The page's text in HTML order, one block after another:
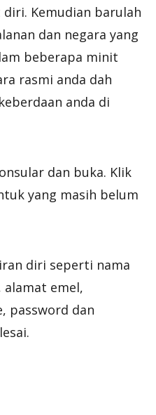
Kemudian barulah
dan negara yang
beberapa minit
rasmi anda dah
anda di
dan buka. Klik
yang masih belum
diri seperti nama
emel,
password dan